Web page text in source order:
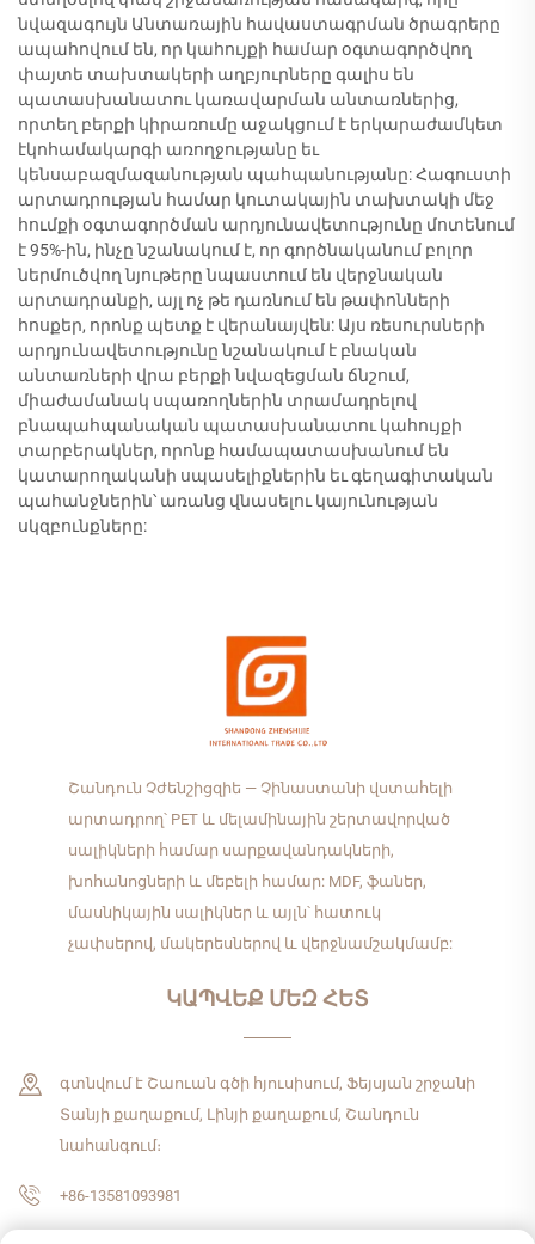
նվազագույն Անտառային հավաստագրման ծրագրերը
ապահովում են, որ կահույքի համար օգտագործվող
փայտե տախտակերի աղբյուրները գալիս են
պատասխանատու կառավարման անտառներից,
որտեղ բերքի կիրառումը աջակցում է երկարաժամկետ
էկոհամակարգի առողջությանը եւ
կենսաբազմազանության պահպանությանը: Հագուստի
արտադրության համար կուտակային տախտակի մեջ
հումքի օգտագործման արդյունավետությունը մոտենում
է 95%-ին, ինչը նշանակում է, որ գործնականում բոլոր
ներմուծվող նյութերը նպաստում են վերջնական
արտադրանքի, այլ ոչ թե դառնում են թափոնների
հոսքեր, որոնք պետք է վերանայվեն: Այս ռեսուրսների
արդյունավետությունը նշանակում է բնական
անտառների վրա բերքի նվազեցման ճնշում,
միաժամանակ սպառողներին տրամադրելով
բնապահպանական պատասխանատու կահույքի
տարբերակներ, որոնք համապատասխանում են
կատարողականի սպասելիքներին եւ գեղագիտական
պահանջներին՝ առանց վնասելու կայունության
սկզբունքները:
Շանդուն Չժենշիցզիե — Չինաստանի վստահելի
արտադրող՝ PET և մելամինային շերտավորված
սալիկների համար սարքավանդակների,
խոհանոցների և մեբելի համար: MDF, ֆաներ,
մասնիկային սալիկներ և այլն՝ հատուկ
չափսերով, մակերեսներով և վերջնամշակմամբ:
ԿԱՊՎԵՔ ՄԵԶ ՀԵՏ
գտնվում է Շաուան գծի հյուսիսում, Ֆեյսյան շրջանի
Տանյի քաղաքում, Լինյի քաղաքում, Շանդուն
նահանգում։
+86-13581093981